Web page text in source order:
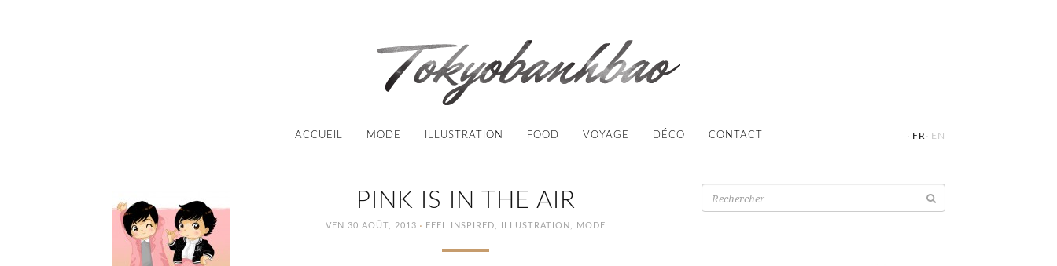
ACCUEIL MODE ILLUSTRATION FOOD VOYAGE DÉCO CONTACT · FR · EN
PINK IS IN THE AIR
VEN 30 AOÛT, 2013 · FEEL INSPIRED ILLUSTRATION MODE
Recherche
pour: